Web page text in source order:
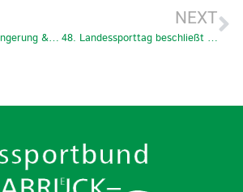
ÜL-Zuschüsse, Verlängerung & Reaktivierung
NEXT
48. Landessporttag beschließt neue Beitragsstruktur ab 2025